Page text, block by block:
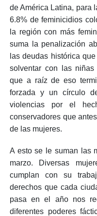
de América Latina, para
6.8% de feminicidios
la región con más
suma la penalización
las deudas histórica
solventar con las
que a raíz de eso
forzada y un círculo
violencias por el
conservadores que
de las mujeres.
A esto se le suman las
marzo. Diversas
cumplan con su
derechos que cada
pasa en el año nos
diferentes poderes